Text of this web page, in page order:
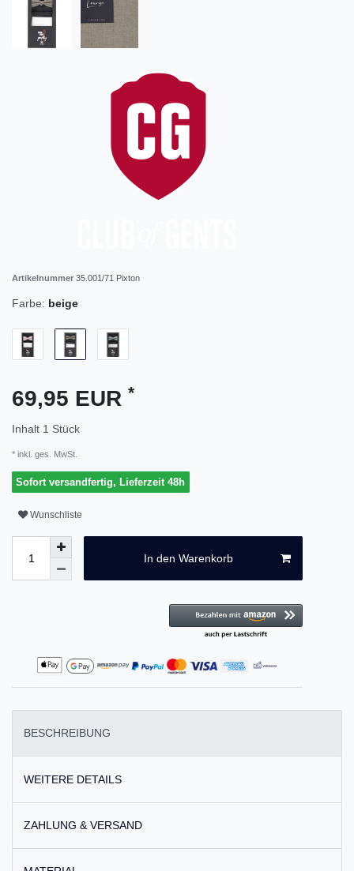
Artikelnummer 35.001/71 Pixton
Farbe: beige
69,95 EUR *
Inhalt 1 Stück
* inkl. ges. MwSt.
Sofort versandfertig, Lieferzeit 48h
Wunschliste
In den Warenkorb
BESCHREIBUNG
WEITERE DETAILS
ZAHLUNG & VERSAND